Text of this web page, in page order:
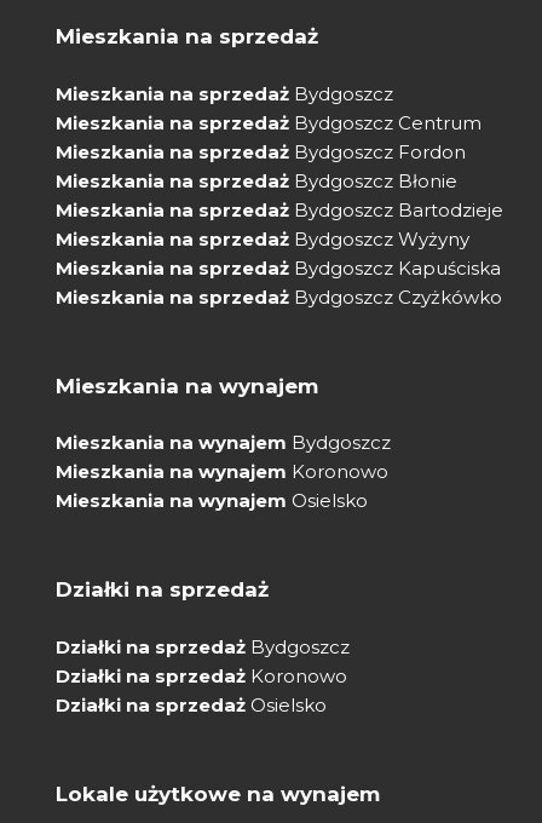
Mieszkania na sprzedaż
Mieszkania na sprzedaż Bydgoszcz
Mieszkania na sprzedaż Bydgoszcz Centrum
Mieszkania na sprzedaż Bydgoszcz Fordon
Mieszkania na sprzedaż Bydgoszcz Błonie
Mieszkania na sprzedaż Bydgoszcz Bartodzieje
Mieszkania na sprzedaż Bydgoszcz Wyżyny
Mieszkania na sprzedaż Bydgoszcz Kapuściska
Mieszkania na sprzedaż Bydgoszcz Czyżkówko
Mieszkania na wynajem
Mieszkania na wynajem Bydgoszcz
Mieszkania na wynajem Koronowo
Mieszkania na wynajem Osielsko
Działki na sprzedaż
Działki na sprzedaż Bydgoszcz
Działki na sprzedaż Koronowo
Działki na sprzedaż Osielsko
Lokale użytkowe na wynajem